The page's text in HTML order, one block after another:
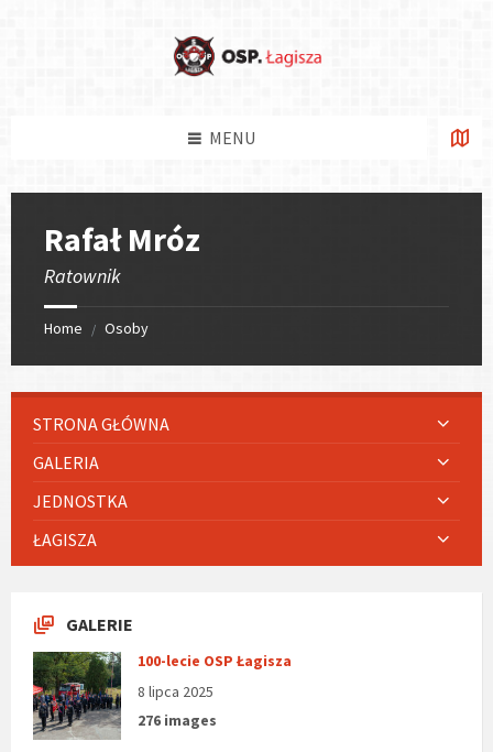
MENU
Rafał Mróz
Ratownik
Home / Osoby
STRONA GŁÓWNA
GALERIA
JEDNOSTKA
ŁAGISZA
GALERIE
100-lecie OSP Łagisza
8 lipca 2025
276 images